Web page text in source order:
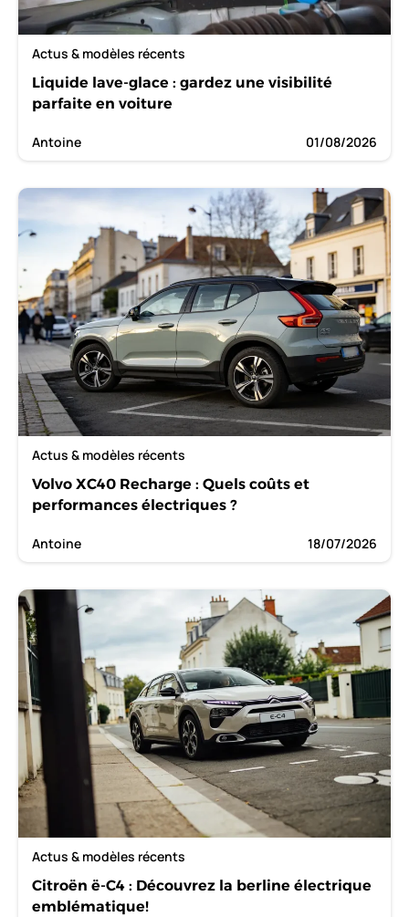
Actus & modèles récents
Liquide lave-glace : gardez une visibilité
parfaite en voiture
Antoine 01/08/2026
Actus & modèles récents
Volvo XC40 Recharge : Quels coûts et
performances électriques ?
Antoine 18/07/2026
Actus & modèles récents
Citroën ë-C4 : Découvrez la berline électrique
emblématique!